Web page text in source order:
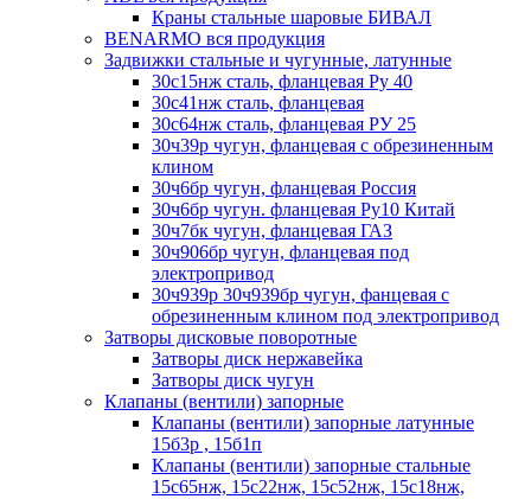
Краны стальные шаровые БИВАЛ
BENARMO вся продукция
Задвижки стальные и чугунные, латунные
30с15нж сталь, фланцевая Ру 40
30с41нж сталь, фланцевая
30с64нж сталь, фланцевая РУ 25
30ч39р чугун, фланцевая с обрезиненным
клином
30ч6бр чугун, фланцевая Россия
30ч6бр чугун. фланцевая Ру10 Китай
30ч7бк чугун, фланцевая ГАЗ
30ч906бр чугун, фланцевая под
электропривод
30ч939р 30ч939бр чугун, фанцевая с
обрезиненным клином под электропривод
Затворы дисковые поворотные
Затворы диск нержавейка
Затворы диск чугун
Клапаны (вентили) запорные
Клапаны (вентили) запорные латунные
15б3р , 15б1п
Клапаны (вентили) запорные стальные
15с65нж, 15с22нж, 15с52нж, 15с18нж,